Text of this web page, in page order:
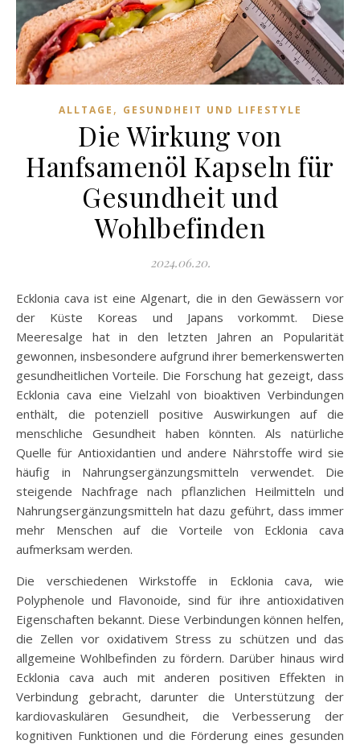
ALLTAGE , GESUNDHEIT UND LIFESTYLE
Die Wirkung von
Hanfsamenöl Kapseln für
Gesundheit und
Wohlbefinden
2024.06.20.
Ecklonia cava ist eine Algenart, die in den Gewässern vor
der Küste Koreas und Japans vorkommt. Diese
Meeresalge hat in den letzten Jahren an Popularität
gewonnen, insbesondere aufgrund ihrer bemerkenswerten
gesundheitlichen Vorteile. Die Forschung hat gezeigt, dass
Ecklonia cava eine Vielzahl von bioaktiven Verbindungen
enthält, die potenziell positive Auswirkungen auf die
menschliche Gesundheit haben könnten. Als natürliche
Quelle für Antioxidantien und andere Nährstoffe wird sie
häufig in Nahrungsergänzungsmitteln verwendet. Die
steigende Nachfrage nach pflanzlichen Heilmitteln und
Nahrungsergänzungsmitteln hat dazu geführt, dass immer
mehr Menschen auf die Vorteile von Ecklonia cava
aufmerksam werden.
Die verschiedenen Wirkstoffe in Ecklonia cava, wie
Polyphenole und Flavonoide, sind für ihre antioxidativen
Eigenschaften bekannt. Diese Verbindungen können helfen,
die Zellen vor oxidativem Stress zu schützen und das
allgemeine Wohlbefinden zu fördern. Darüber hinaus wird
Ecklonia cava auch mit anderen positiven Effekten in
Verbindung gebracht, darunter die Unterstützung der
kardiovaskulären Gesundheit, die Verbesserung der
kognitiven Funktionen und die Förderung eines gesunden